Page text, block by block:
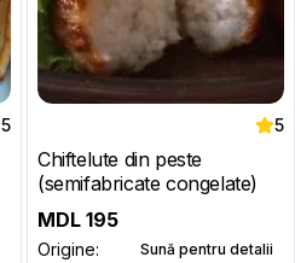
5 5
Chiftelute din peste
(semifabricate congelate)
MDL 195
Origine: Sună pentru detalii